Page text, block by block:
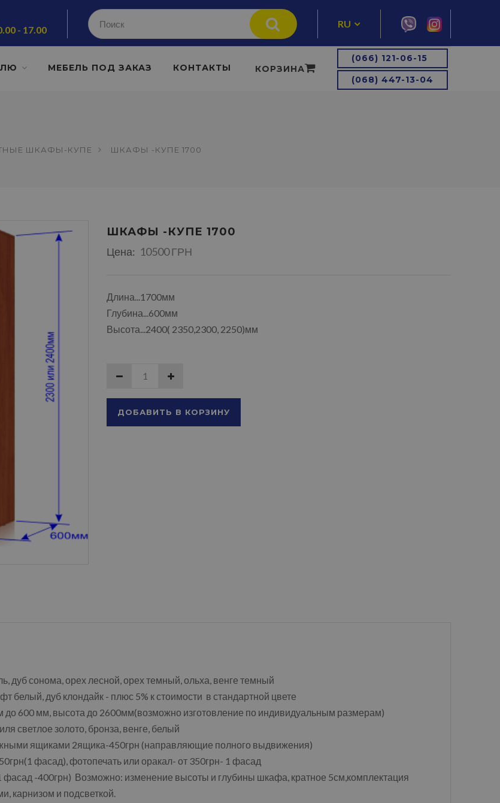
- 17.00
RU
МЕБЕЛЬ ПОД ЗАКАЗ КОНТАКТЫ
(066) 121-06-15
(068) 447-13-04
КОРЗИНА
ШКАФЫ-КУПЕ ШКАФЫ -КУПЕ 1700
ШКАФЫ -КУПЕ 1700
Цена: 10500 ГРН
Длина...1700мм
Глубина...600мм
Высота...2400( 2350,2300, 2250)мм
ДОБАВИТЬ В КОРЗИНУ
дуб сонома, орех лесной, орех темный, ольха, венге темный
белый, дуб клондайк - плюс 5% к стоимости в стандартной цвете
600 мм, высота до 2600мм(возможно изготовление по индивидуальным размерам)
светлое золото, бронза, венге, белый
ящиками 2ящика-450грн (направляющие полного выдвижения)
фасад), фотопечать или оракал- от 350грн- 1 фасад
-400грн) Возможно: изменение высоты и глубины шкафа, кратное 5см,комплектация
карнизом и подсветкой.